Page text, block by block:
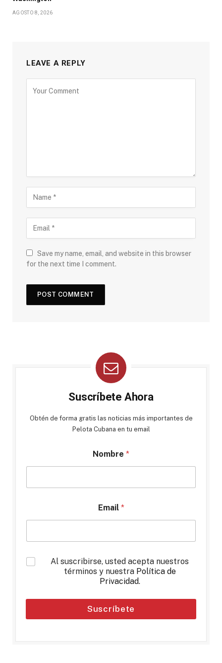
AGOSTO 8, 2026
LEAVE A REPLY
Save my name, email, and website in this browser
for the next time I comment.
Suscríbete Ahora
Obtén de forma gratis las noticias más importantes de
Pelota Cubana en tu email
Nombre *
Email *
*
Al suscribirse, usted acepta nuestros
términos y nuestra Política de
Privacidad.
Suscríbete